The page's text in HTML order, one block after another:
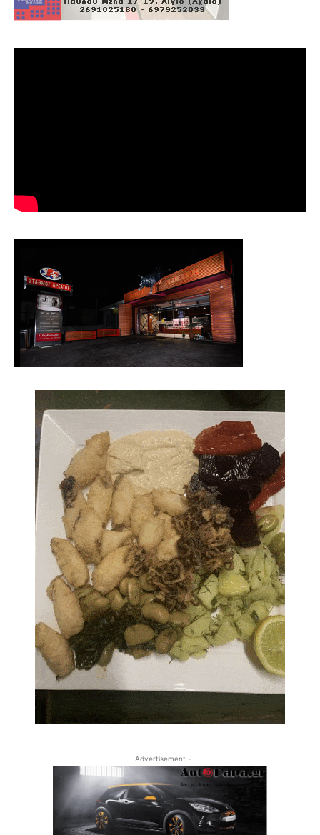
- Advertisement -